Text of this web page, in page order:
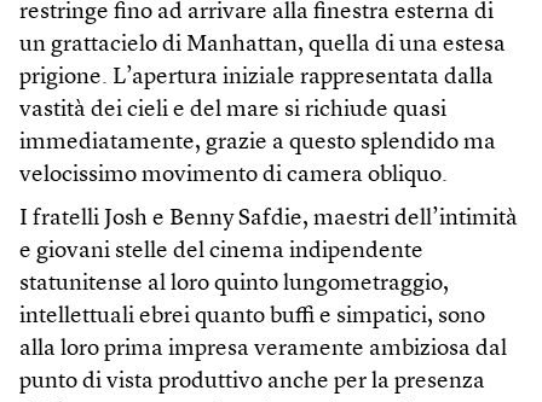
restringe fino ad arrivare alla finestra esterna di
un grattacielo di Manhattan, quella di una estesa
prigione. L’apertura iniziale rappresentata dalla
vastità dei cieli e del mare si richiude quasi
immediatamente, grazie a questo splendido ma
velocissimo movimento di camera obliquo.
I fratelli Josh e Benny Safdie, maestri dell’intimità
e giovani stelle del cinema indipendente
statunitense al loro quinto lungometraggio,
intellettuali ebrei quanto buffi e simpatici, sono
alla loro prima impresa veramente ambiziosa dal
punto di vista produttivo anche per la presenza